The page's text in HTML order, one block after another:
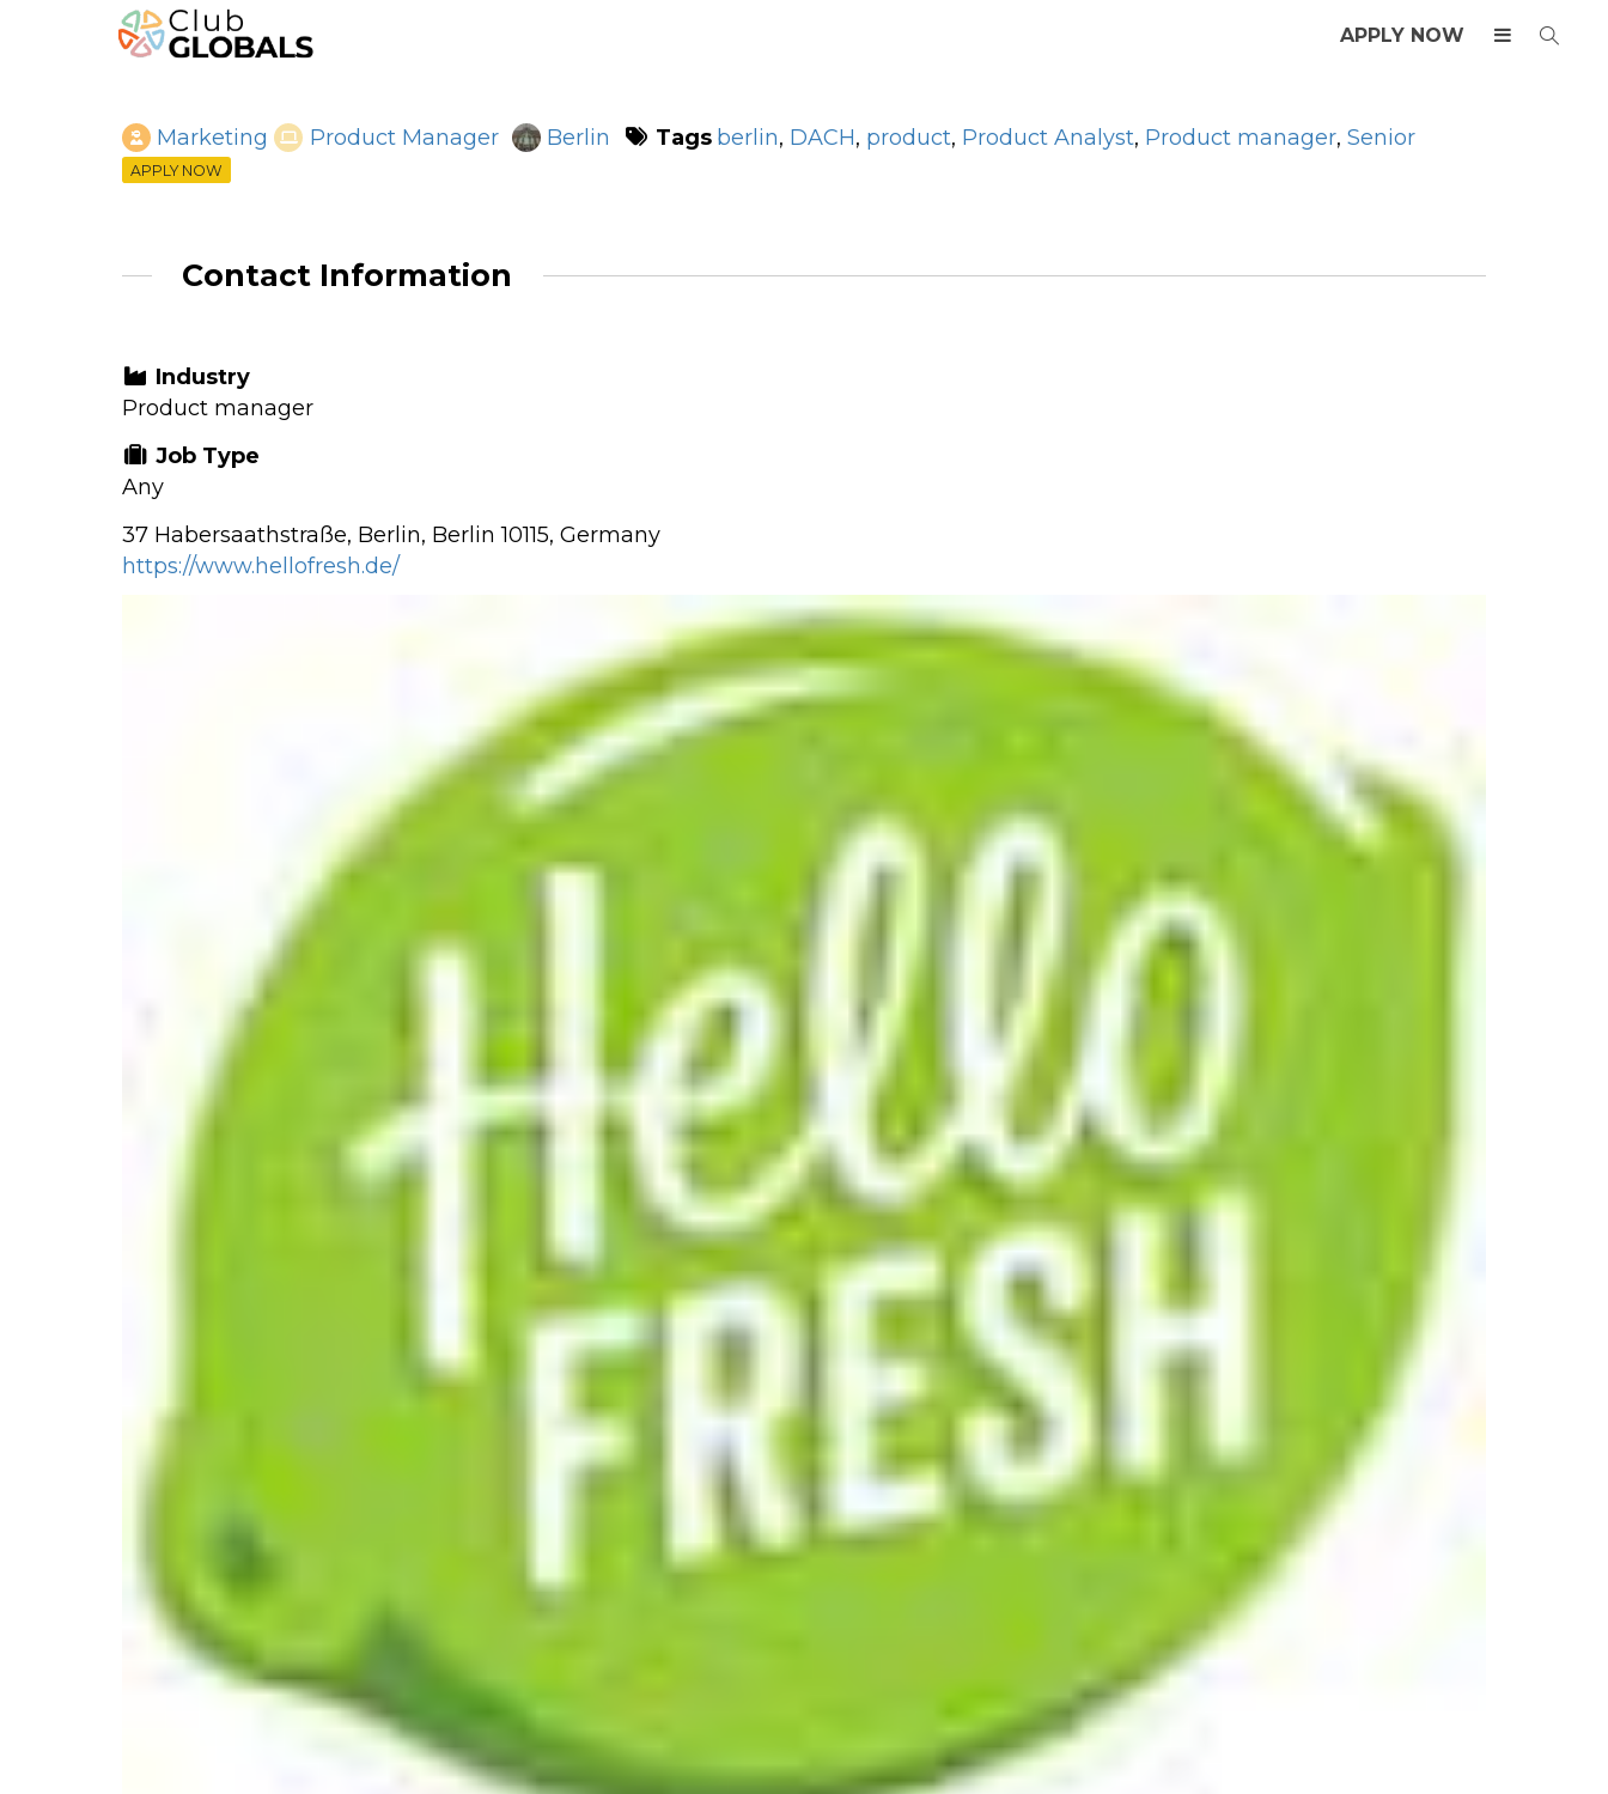
APPLY NOW
Marketing Product Manager Berlin Tags berlin, DACH, product, Product Analyst, Product manager, Senior
APPLY NOW
Contact Information
Industry
Product manager
Job Type
Any
37 Habersaathstraße, Berlin, Berlin 10115, Germany
https://www.hellofresh.de/